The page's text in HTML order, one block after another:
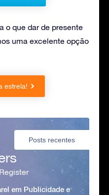
o que dar de presente
uma excelente opção
estrela!
Posts recentes
em Publicidade e